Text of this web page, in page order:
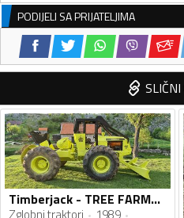
PODIJELI SA PRIJATELJIMA
Timberjack - TREE FARMER C5D